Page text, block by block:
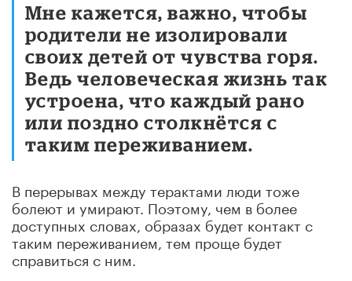
Мне кажется, важно, чтобы
родители не изолировали
своих детей от чувства горя.
Ведь человеческая жизнь так
устроена, что каждый рано
или поздно столкнётся с
таким переживанием.
В перерывах между терактами люди тоже
болеют и умирают. Поэтому, чем в более
доступных словах, образах будет контакт с
таким переживанием, тем проще будет
справиться с ним.